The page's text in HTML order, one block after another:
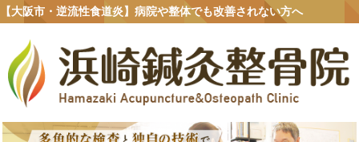
【大阪市・逆流性食道炎】病院や整体でも改善されない方へ